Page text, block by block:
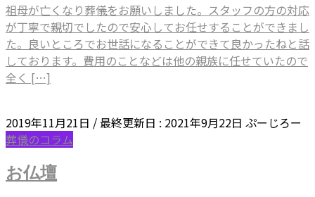
祖母が亡くなり葬儀をお願いしました。スタッフの方の対応
が丁寧で親切でしたので安心してお任せすることができまし
た。良いところでお世話になることができて良かったねと話
しております。費用のことなどは他の親族に任せていたので
全く […]
2019年11月21日 / 最終更新日 : 2021年9月22日 ぷーじろー
葬儀のコラム
お仏壇